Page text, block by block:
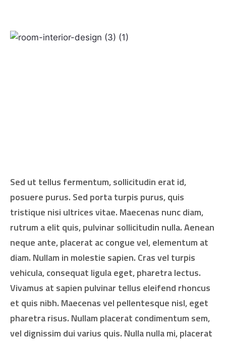
Sed ut tellus fermentum, sollicitudin erat id,
posuere purus. Sed porta turpis purus, quis
tristique nisi ultrices vitae. Maecenas nunc diam,
rutrum a elit quis, pulvinar sollicitudin nulla. Aenean
neque ante, placerat ac congue vel, elementum at
diam. Nullam in molestie sapien. Cras vel turpis
vehicula, consequat ligula eget, pharetra lectus.
Vivamus at sapien pulvinar tellus eleifend rhoncus
et quis nibh. Maecenas vel pellentesque nisl, eget
pharetra risus. Nullam placerat condimentum sem,
vel dignissim dui varius quis. Nulla nulla mi, placerat